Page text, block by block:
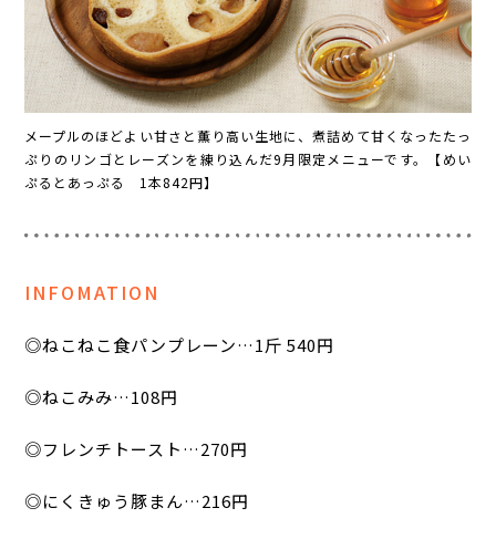
メープルのほどよい甘さと薫り高い生地に、煮詰めて甘くなったたっ
ぷりのリンゴとレーズンを練り込んだ9月限定メニューです。【めい
ぷるとあっぷる 1本842円】
INFOMATION
◎ねこねこ食パンプレーン…1斤 540円
◎ねこみみ…108円
◎フレンチトースト…270円
◎にくきゅう豚まん…216円